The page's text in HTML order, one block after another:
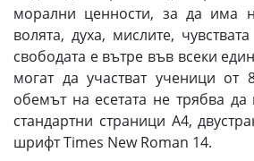
морални ценности, за да има
волята, духа, мислите,
свободата е вътре във всеки
могат да участват ученици от
обемът на есетата не трябва
стандартни страници А4,
шрифт Times New Roman 14.